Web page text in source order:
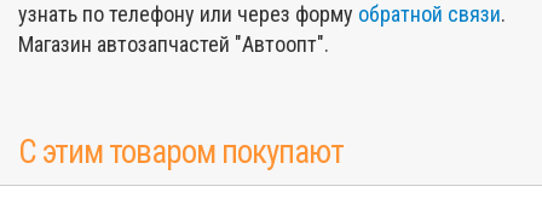
узнать по телефону или через форму обратной связи.
Магазин автозапчастей "Автоопт".
С этим товаром покупают